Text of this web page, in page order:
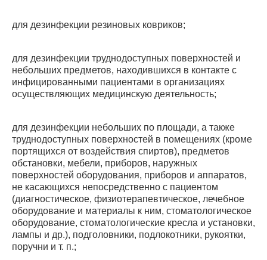
для дезинфекции резиновых ковриков;
для дезинфекции труднодоступных поверхностей и
небольших предметов, находившихся в контакте с
инфицированными пациентами в организациях
осуществляющих медицинскую деятельность;
для дезинфекции небольших по площади, а также
труднодоступных поверхностей в помещениях (кроме
портящихся от воздействия спиртов), предметов
обстановки, мебели, приборов, наружных
поверхностей оборудования, приборов и аппаратов,
не касающихся непосредственно с пациентом
(диагностическое, физиотерапевтическое, лечебное
оборудование и материалы к ним, стоматологическое
оборудование, стоматологические кресла и установки,
лампы и др.), подголовники, подлокотники, рукоятки,
поручни и т. п.;